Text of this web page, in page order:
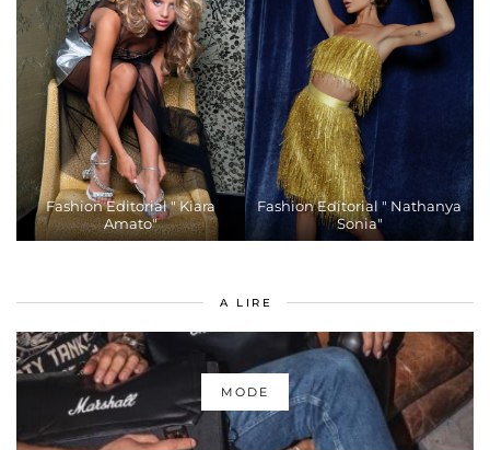
Fashion Editorial " Kiara
Amato"
Fashion Editorial " Nathanya
Sonia"
A LIRE
MODE